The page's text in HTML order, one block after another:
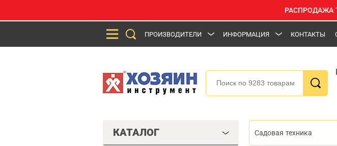
РАСПРОДАЖА
ПРОИЗВОДИТЕЛИ ИНФОРМАЦИЯ КОНТАКТЫ
КАТАЛОГ Садовая техника